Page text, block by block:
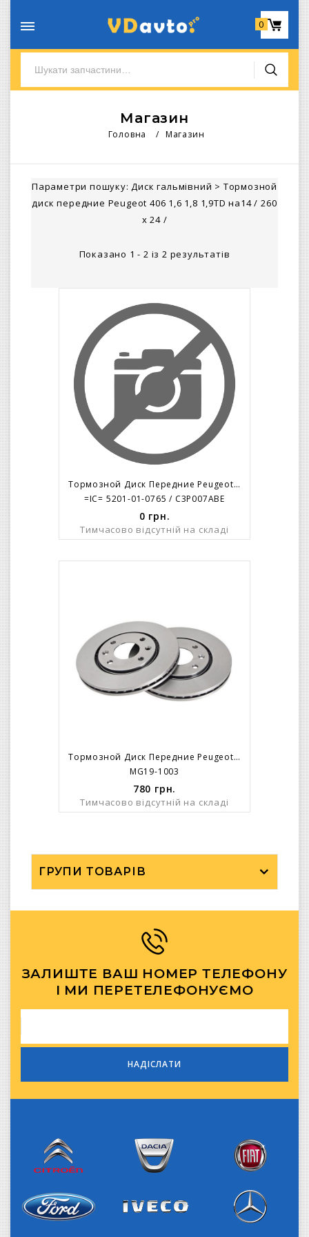
0
Магазин
Головна / Магазин
Параметри пошуку:Диск гальмівний > Тормозной
диск передние Peugeot 406 1,6 1,8 1,9TD на14 / 260
x 24 /
Показано 1 - 2 із 2 результатів
Тормозной Диск Передние Peugeot 406 1,6 1,8 1,9TD На14 / 260 X 24 /
=IC= 5201-01-0765 / C3P007ABE
0 грн.
Тимчасово відсутній на складі
Тормозной Диск Передние Peugeot 406 1,6 1,8 1,9TD На14 / 260 X 24 /
MG19-1003
780 грн.
Тимчасово відсутній на складі
ГРУПИ ТОВАРІВ
ЗАЛИШТЕ ВАШ НОМЕР ТЕЛЕФОНУ
І МИ ПЕРЕТЕЛЕФОНУЄМО